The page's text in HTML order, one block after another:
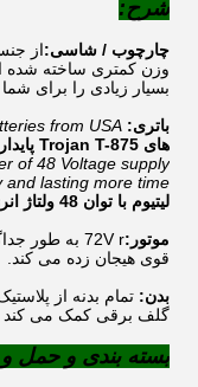
شرح:
چارچوب / شاسی:از
وزن کمتری ساخته شده
بسیار زیادی را برای
باتری: from USA.
های Trojan T-875 پایدار را از ایالات متحده پذیرفته است.
of 48 Voltage supply
lasting more time.
لیتیوم با توان 48 ولتاژ انرژی بیشتر و ماندگاری بیشتر است.
موتور:
قوی هیجان زده می کند.
بدن: تمام بدنه از
گلف برقی کمک می کند
بسته بندی و حمل